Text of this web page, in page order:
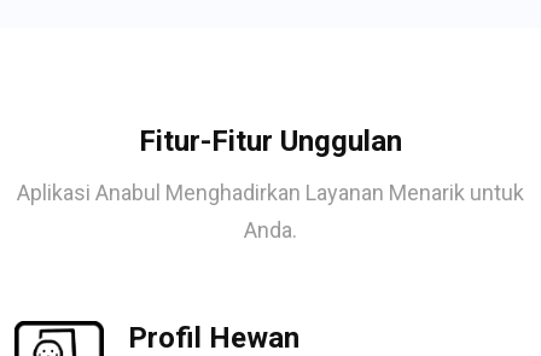
Fitur-Fitur Unggulan
Aplikasi Anabul Menghadirkan Layanan Menarik untuk
Anda.
Profil Hewan